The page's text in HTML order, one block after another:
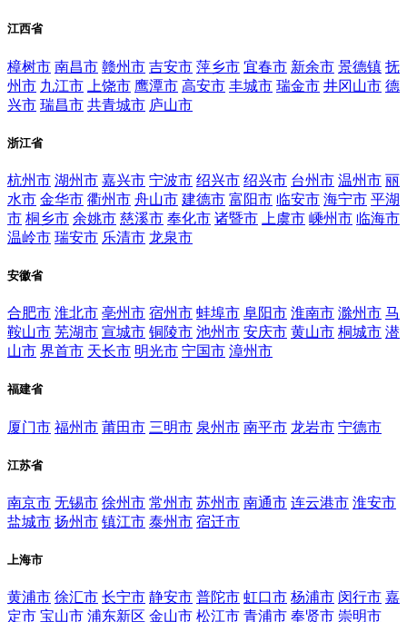
江西省
樟树市 南昌市 赣州市 吉安市 萍乡市 宜春市 新余市 景德镇 抚
州市 九江市 上饶市 鹰潭市 高安市 丰城市 瑞金市 井冈山市 德
兴市 瑞昌市 共青城市 庐山市
浙江省
杭州市 湖州市 嘉兴市 宁波市 绍兴市 绍兴市 台州市 温州市 丽
水市 金华市 衢州市 舟山市 建德市 富阳市 临安市 海宁市 平湖
市 桐乡市 余姚市 慈溪市 奉化市 诸暨市 上虞市 嵊州市 临海市
温岭市 瑞安市 乐清市 龙泉市
安徽省
合肥市 淮北市 亳州市 宿州市 蚌埠市 阜阳市 淮南市 滁州市 马
鞍山市 芜湖市 宣城市 铜陵市 池州市 安庆市 黄山市 桐城市 潜
山市 界首市 天长市 明光市 宁国市 漳州市
福建省
厦门市 福州市 莆田市 三明市 泉州市 南平市 龙岩市 宁德市
江苏省
南京市 无锡市 徐州市 常州市 苏州市 南通市 连云港市 淮安市
盐城市 扬州市 镇江市 泰州市 宿迁市
上海市
黄浦市 徐汇市 长宁市 静安市 普陀市 虹口市 杨浦市 闵行市 嘉
定市 宝山市 浦东新区 金山市 松江市 青浦市 奉贤市 崇明市